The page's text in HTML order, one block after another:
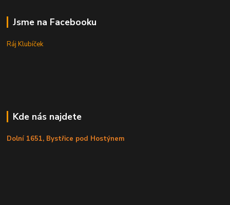
Jsme na Facebooku
Ráj Klubíček
Kde nás najdete
Dolní 1651, Bystřice pod Hostýnem